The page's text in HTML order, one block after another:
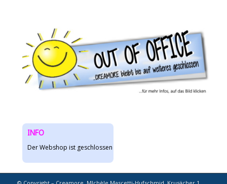
INFO
Der Webshop ist geschlossen